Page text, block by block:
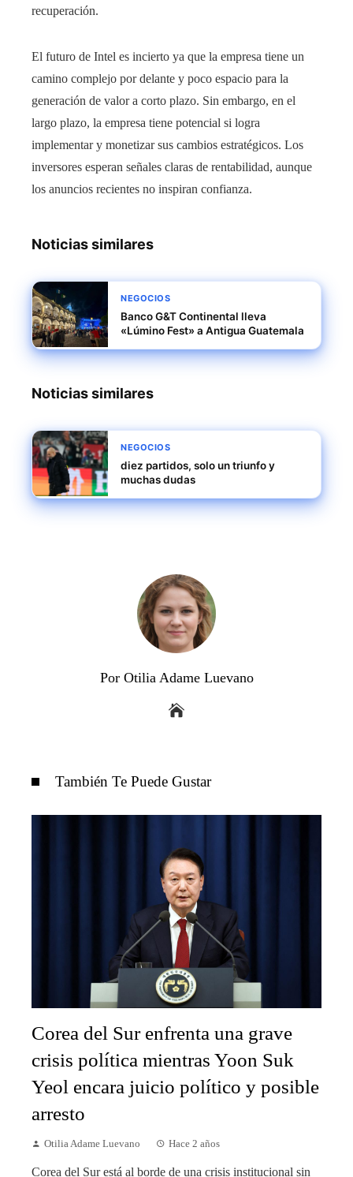
recuperación.
El futuro de Intel es incierto ya que la empresa tiene un
camino complejo por delante y poco espacio para la
generación de valor a corto plazo. Sin embargo, en el
largo plazo, la empresa tiene potencial si logra
implementar y monetizar sus cambios estratégicos. Los
inversores esperan señales claras de rentabilidad, aunque
los anuncios recientes no inspiran confianza.
Noticias similares
NEGOCIOS
Banco G&T Continental lleva
«Lúmino Fest» a Antigua Guatemala
Noticias similares
NEGOCIOS
diez partidos, solo un triunfo y
muchas dudas
Por Otilia Adame Luevano
También Te Puede Gustar
Corea del Sur enfrenta una grave
crisis política mientras Yoon Suk
Yeol encara juicio político y posible
arresto
Otilia Adame Luevano Hace 2 años
Corea del Sur está al borde de una crisis institucional sin